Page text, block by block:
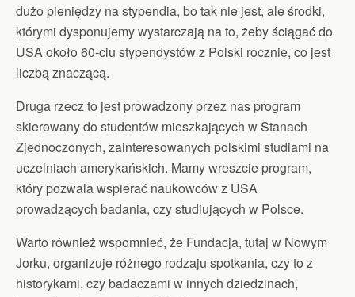
dużo pieniędzy na stypendia, bo tak nie jest, ale środki,
którymi dysponujemy wystarczają na to, żeby ściągać do
USA około 60-ciu stypendystów z Polski rocznie, co jest
liczbą znaczącą.
Druga rzecz to jest prowadzony przez nas program
skierowany do studentów mieszkających w Stanach
Zjednoczonych, zainteresowanych polskimi studiami na
uczelniach amerykańskich. Mamy wreszcie program,
który pozwala wspierać naukowców z USA
prowadzących badania, czy studiujących w Polsce.
Warto również wspomnieć, że Fundacja, tutaj w Nowym
Jorku, organizuje różnego rodzaju spotkania, czy to z
historykami, czy badaczami w innych dziedzinach,